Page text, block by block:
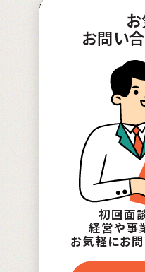
お
お問い
初回面
経営や事
お気軽にお問